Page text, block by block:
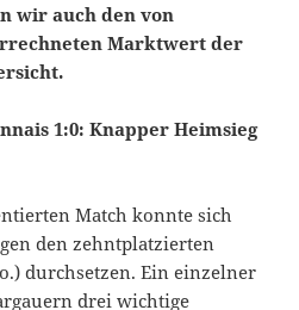
wir auch den von
Marktwert der
1:0: Knapper Heimsieg
Match konnte sich
den zehntplatzierten
durchsetzen. Ein einzelner
drei wichtige